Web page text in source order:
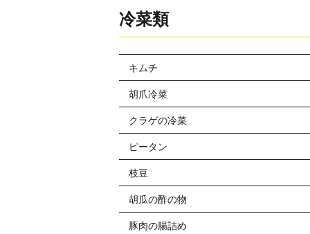
冷菜類
キムチ
胡爪冷菜
クラゲの冷菜
ピータン
枝豆
胡瓜の酢の物
豚肉の腸詰め